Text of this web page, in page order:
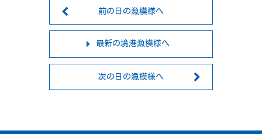
前の日の漁模様へ
最新の境港漁模様へ
次の日の漁模様へ